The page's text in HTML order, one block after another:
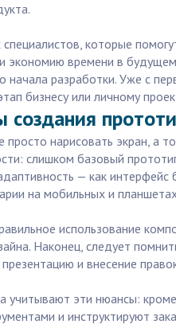
которые
времени в
начала разработки. Уже с
бизнесу или личному
создания
нарисовать экран, а
слишком базовый
— как интерфейс
на мобильных и
использование
Наконец, следует
и внесение
эти нюансы:
и инструктируют